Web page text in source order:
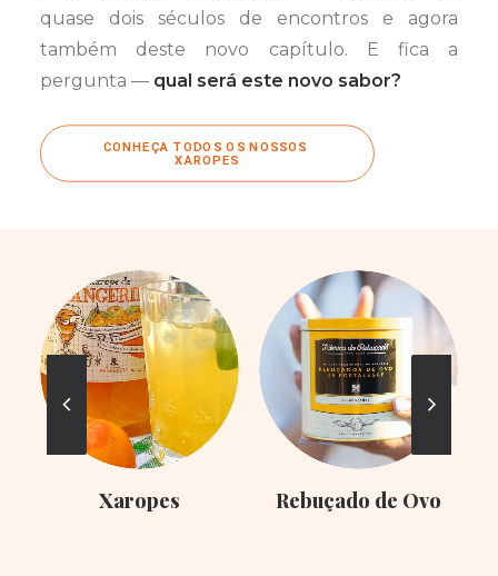
quase dois séculos de encontros e agora
também deste novo capítulo. E fica a
pergunta — qual será este novo sabor?
CONHEÇA TODOS OS NOSSOS
XAROPES
Xaropes Rebuçado de Ovo